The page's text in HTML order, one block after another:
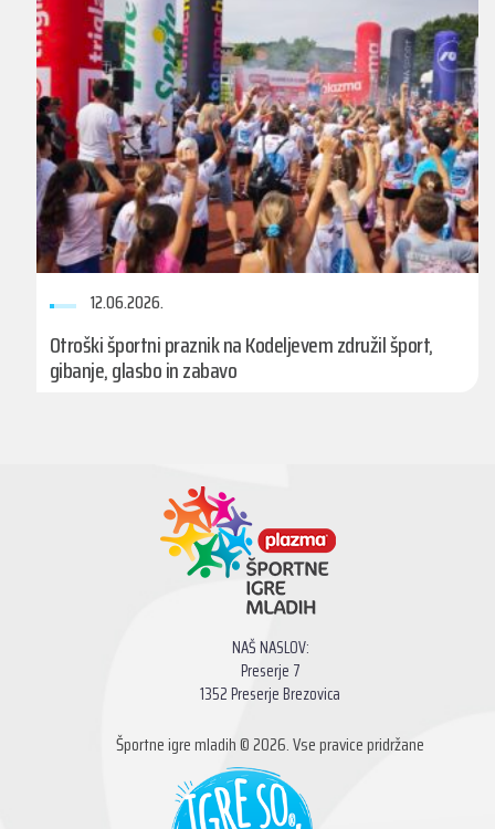
12.06.2026.
Otroški športni praznik na Kodeljevem združil šport,
gibanje, glasbo in zabavo
NAŠ NASLOV:
Preserje 7
1352 Preserje Brezovica
Športne igre mladih © 2026. Vse pravice pridržane